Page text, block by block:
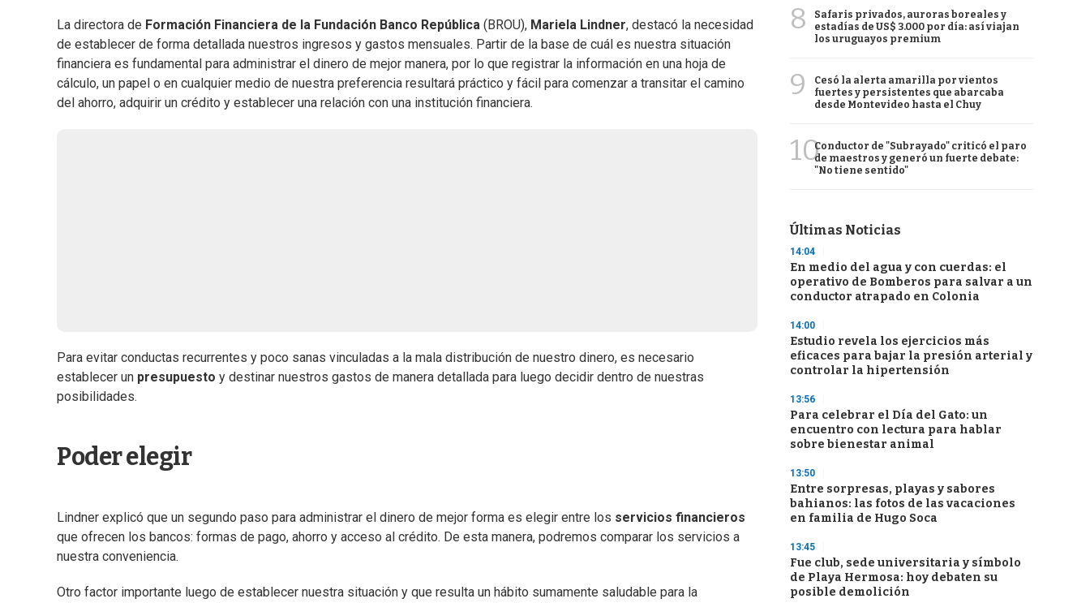
La directora de Formación Financiera de la Fundación Banco República (BROU), Mariela Lindner, destacó la necesidad
de establecer de forma detallada nuestros ingresos y gastos mensuales. Partir de la base de cuál es nuestra situación
financiera es fundamental para administrar el dinero de mejor manera, por lo que registrar la información en una hoja de
cálculo, un papel o en cualquier medio de nuestra preferencia resultará práctico y fácil para comenzar a transitar el camino
del ahorro, adquirir un crédito y establecer una relación con una institución financiera.
Para evitar conductas recurrentes y poco sanas vinculadas a la mala distribución de nuestro dinero, es necesario
establecer un presupuesto y destinar nuestros gastos de manera detallada para luego decidir dentro de nuestras
posibilidades.
Poder elegir
Lindner explicó que un segundo paso para administrar el dinero de mejor forma es elegir entre los servicios financieros
que ofrecen los bancos: formas de pago, ahorro y acceso al crédito. De esta manera, podremos comparar los servicios a
nuestra conveniencia.
Otro factor importante luego de establecer nuestra situación y que resulta un hábito sumamente saludable para la
8
Safaris privados, auroras boreales y
estadías de US$ 3.000 por día: así viajan
los uruguayos premium
9
Cesó la alerta amarilla por vientos
fuertes y persistentes que abarcaba
desde Montevideo hasta el Chuy
10Conductor de "Subrayado" criticó el paro
de maestros y generó un fuerte debate:
"No tiene sentido"
Últimas Noticias
14:04
En medio del agua y con cuerdas: el
operativo de Bomberos para salvar a un
conductor atrapado en Colonia
14:00
Estudio revela los ejercicios más
eficaces para bajar la presión arterial y
controlar la hipertensión
13:56
Para celebrar el Día del Gato: un
encuentro con lectura para hablar
sobre bienestar animal
13:50
Entre sorpresas, playas y sabores
bahianos: las fotos de las vacaciones
en familia de Hugo Soca
13:45
Fue club, sede universitaria y símbolo
de Playa Hermosa: hoy debaten su
posible demolición